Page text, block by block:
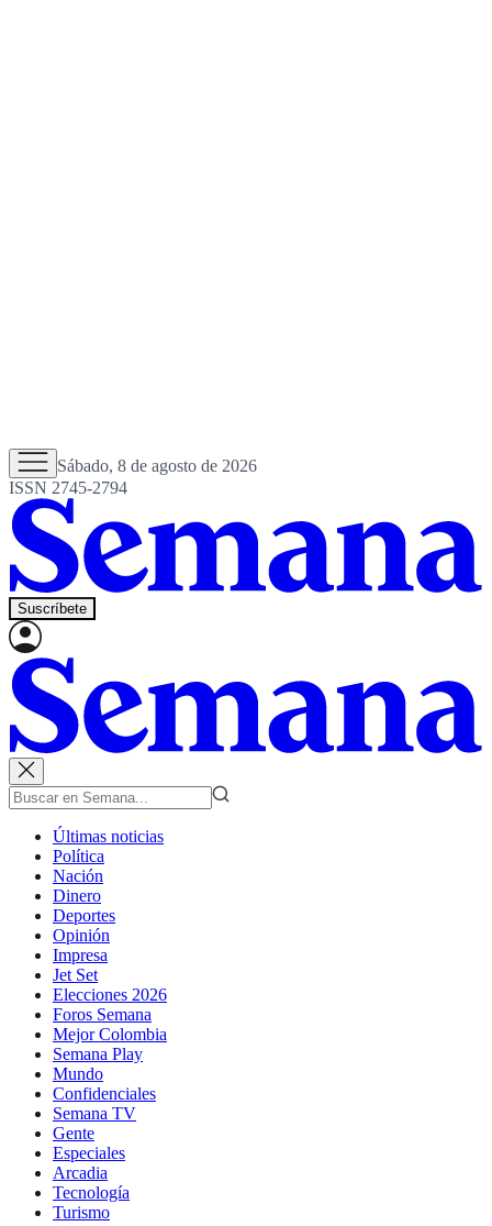
Sábado, 8 de agosto de 2026
ISSN 2745-2794
Suscríbete
Últimas noticias
Política
Nación
Dinero
Deportes
Opinión
Impresa
Jet Set
Elecciones 2026
Foros Semana
Mejor Colombia
Semana Play
Mundo
Confidenciales
Semana TV
Gente
Especiales
Arcadia
Tecnología
Turismo